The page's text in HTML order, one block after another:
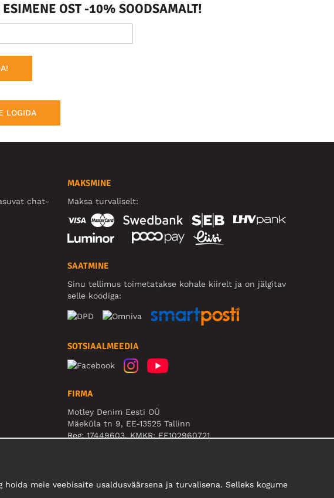
OST -10% SOODSAMALT!
LOGIDA
chat-
MAKSMINE
Maksa turvaliselt:
SAATMINE
Sinu tellimus toimetatakse kohale kiirelt ja on jälgitav
selle koodiga:
SOTSIAALMEEDIA
FIRMA
Motley Denim Eesti OÜ
Mäeküla tn 9, EE-13525 Tallinn
Reg: 17449603, KMKR: EE102960721
meie veebisaite usaldusväärsena ja turvalisena. Selleks kogume